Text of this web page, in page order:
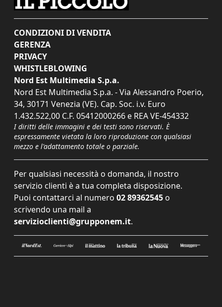
CONDIZIONI DI VENDITA
GERENZA
PRIVACY
WHISTLEBLOWING
Nord Est Multimedia S.p.a.
Nord Est Multimedia S.p.a. - Via Alessandro Poerio,
34, 30171 Venezia (VE). Cap. Soc. i.v. Euro
1.432.522,00 C.F. 05412000266 e REA VE-454332
I diritti delle immagini e dei testi sono riservati. È
espressamente vietata la loro riproduzione con qualsiasi
mezzo e l'adattamento totale o parziale.
Per qualsiasi necessità o domanda, il nostro
servizio clienti è a tua completa disposizione.
Puoi contattarci al numero 02 89362545 o
scrivendo una mail a
servizioclienti@grupponem.it.